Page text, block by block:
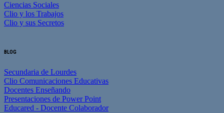
Ciencias Sociales
Clio y los Trabajos
Clio y sus Secretos
BLOG
Secundaria de Lourdes
Clio Comunicaciones Educativas
Docentes Enseñando
Presentaciones de Power Point
Educared - Docente Colaborador